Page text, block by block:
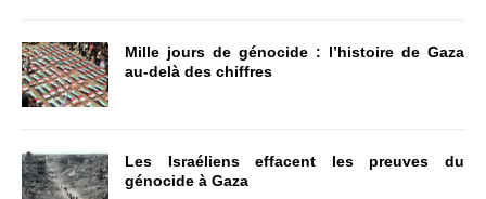
Mille jours de génocide : l’histoire de Gaza
au-delà des chiffres
Les Israéliens effacent les preuves du
génocide à Gaza